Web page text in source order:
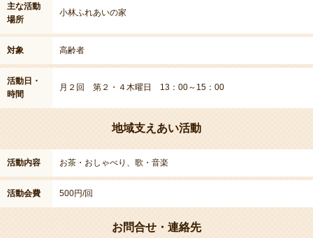
主な活動
場所
小林ふれあいの家
対象 高齢者
活動日・
時間
月２回 第２・４木曜日 13：00～15：00
地域支えあい活動
活動内容 お茶・おしゃべり、歌・音楽
活動会費 500円/回
お問合せ・連絡先